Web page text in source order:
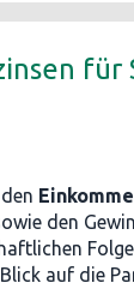
den
auf die